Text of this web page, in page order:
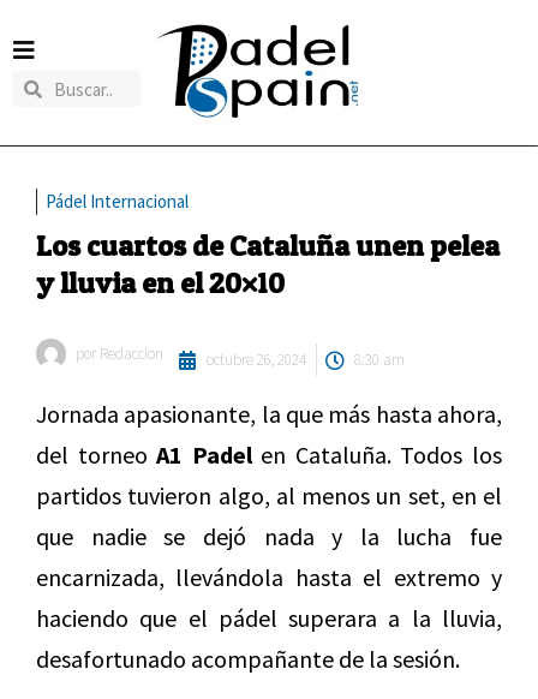
Pádel Internacional
Los cuartos de Cataluña unen pelea
y lluvia en el 20×10
por Redaccion octubre 26, 2024 8:30 am
Jornada apasionante, la que más hasta ahora,
del torneoA1 Padelen Cataluña. Todos los
partidos tuvieron algo, al menos un set, en el
que nadie se dejó nada y la lucha fue
encarnizada, llevándola hasta el extremo y
haciendo que el pádel superara a la lluvia,
desafortunado acompañante de la sesión.